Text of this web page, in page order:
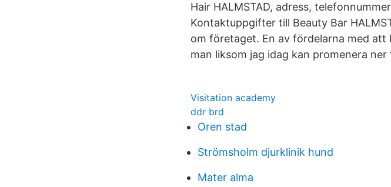
Hair HALMSTAD, adress,
Kontaktuppgifter till Beauty Bar
om företaget. En av fördelarna med
man liksom jag idag kan promenera ner
Visitation academy
ddr brd
Oren stad
Strömsholm djurklinik hund
Mater alma